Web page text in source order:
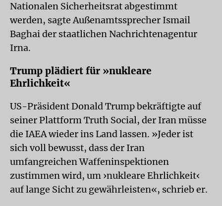
Nationalen Sicherheitsrat abgestimmt
werden, sagte Außenamtssprecher Ismail
Baghai der staatlichen Nachrichtenagentur
Irna.
Trump plädiert für »nukleare
Ehrlichkeit«
US-Präsident Donald Trump bekräftigte auf
seiner Plattform Truth Social, der Iran müsse
die IAEA wieder ins Land lassen. »Jeder ist
sich voll bewusst, dass der Iran
umfangreichen Waffeninspektionen
zustimmen wird, um ›nukleare Ehrlichkeit‹
auf lange Sicht zu gewährleisten«, schrieb er.